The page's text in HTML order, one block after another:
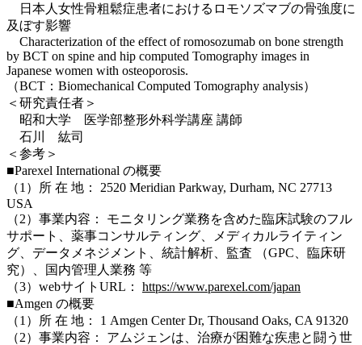
日本人女性骨粗鬆症患者におけるロモソズマブの骨強度に
及ぼす影響
Characterization of the effect of romosozumab on bone strength
by BCT on spine and hip computed Tomography images in
Japanese women with osteoporosis.
（BCT：Biomechanical Computed Tomography analysis）
＜研究責任者＞
昭和大学 医学部整形外科学講座 講師
石川 紘司
＜参考＞
■Parexel International の概要
（1）所 在 地： 2520 Meridian Parkway, Durham, NC 27713
USA
（2）事業内容： モニタリング業務を含めた臨床試験のフル
サポート、薬事コンサルティング、メディカルライティン
グ、データメネジメント、統計解析、監査 （GPC、臨床研
究）、国内管理人業務 等
（3）webサイトURL： https://www.parexel.com/japan
■Amgen の概要
（1）所 在 地： 1 Amgen Center Dr, Thousand Oaks, CA 91320
（2）事業内容： アムジェンは、治療が困難な疾患と闘う世